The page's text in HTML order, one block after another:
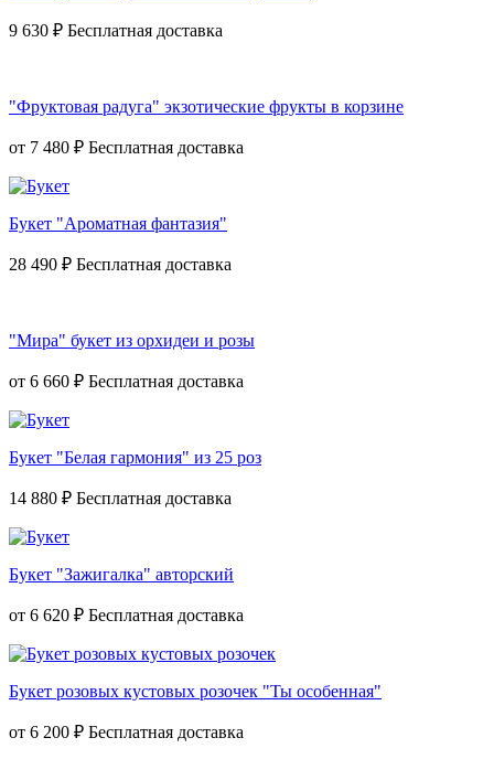
9 630 ₽
"Фруктовая радуга" экзотические фрукты в корзине
от 7 480 ₽
Букет "Ароматная фантазия"
28 490 ₽
"Мира" букет из орхидеи и розы
от 6 660 ₽
Букет "Белая гармония" из 25 роз
14 880 ₽
Букет "Зажигалка" авторский
от 6 620 ₽
Букет розовых кустовых розочек "Ты особенная"
от 6 200 ₽